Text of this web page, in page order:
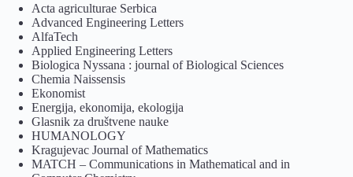
Acta agriculturae Serbica
Advanced Engineering Letters
AlfaTech
Applied Engineering Letters
Biologica Nyssana : journal of Biological Sciences
Chemia Naissensis
Ekonomist
Energija, ekonomija, ekologija
Glasnik za društvene nauke
HUMANOLOGY
Kragujevac Journal of Mathematics
MATCH – Communications in Mathematical and in